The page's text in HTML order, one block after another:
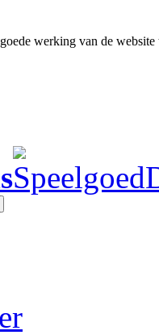
werking van de